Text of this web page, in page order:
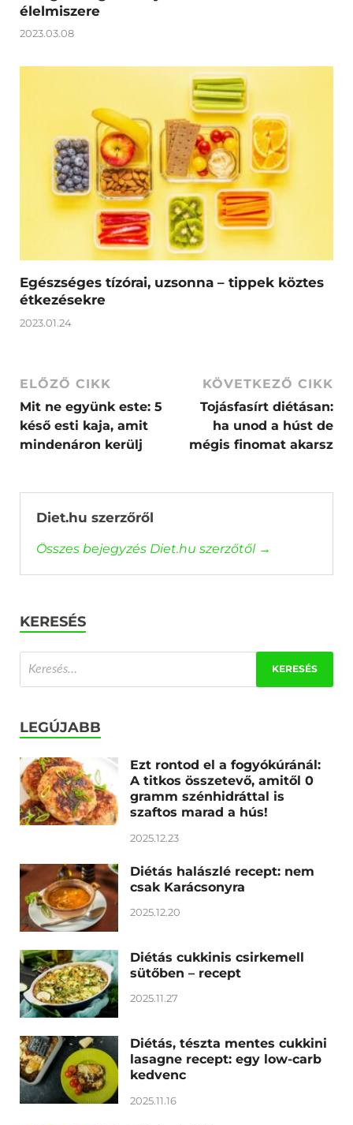
élelmiszere
2023.03.08
Egészséges tízórai, uzsonna – tippek köztes
étkezésekre
2023.01.24
ELŐZŐ CIKK
Mit ne együnk este: 5
késő esti kaja, amit
mindenáron kerülj
KÖVETKEZŐ CIKK
Tojásfasírt diétásan:
ha unod a húst de
mégis finomat akarsz
Diet.hu szerzőről
Összes bejegyzés Diet.hu szerzőtől →
KERESÉS
LEGÚJABB
Ezt rontod el a fogyókúránál:
A titkos összetevő, amitől 0
gramm szénhidráttal is
szaftos marad a hús!
2025.12.23
Diétás halászlé recept: nem
csak Karácsonyra
2025.12.20
Diétás cukkinis csirkemell
sütőben – recept
2025.11.27
Diétás, tészta mentes cukkini
lasagne recept: egy low-carb
kedvenc
2025.11.16